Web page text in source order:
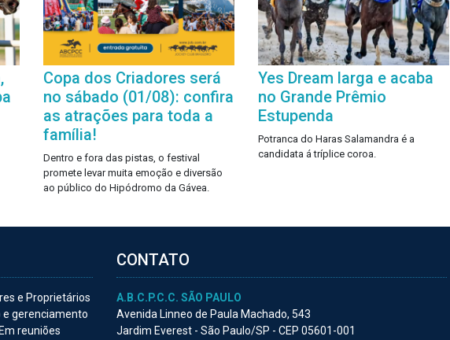
Copa dos Criadores será
no sábado (01/08): confira
as atrações para toda a
família!
Dentro e fora das pistas, o festival
promete levar muita emoção e diversão
ao público do Hipódromo da Gávea.
Yes Dream larga e acaba
no Grande Prêmio
Estupenda
Potranca do Haras Salamandra é a
candidata á tríplice coroa.
e Proprietários
e gerenciamento
reuniões
CONTATO
A.B.C.P.C.C. SÃO PAULO
Avenida Linneo de Paula Machado, 543
Jardim Everest - São Paulo/SP - CEP 05601-001